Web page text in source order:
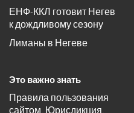
ЕНФ-ККЛ готовит Негев
к дождливому сезону
Лиманы в Негеве
Это важно знать
Правила пользования
сайтом, Юрисдикция,